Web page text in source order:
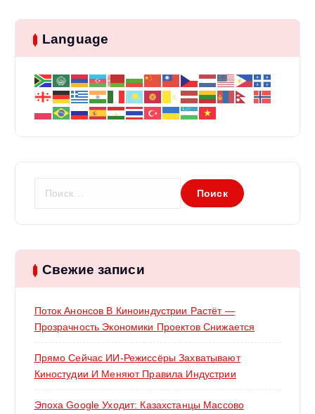
Language
и
: Свежие записи
Поток Анонсов В Киноиндустрии Растёт —
Прозрачность Экономики Проектов Снижается
Прямо Сейчас ИИ-Режиссёры Захватывают
Киностудии И Меняют Правила Индустрии
Эпоха Google Уходит: Казахстанцы Массово